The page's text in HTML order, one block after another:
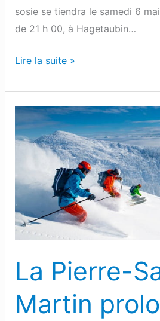
sosie se tiendra le samedi 6
de 21 h 00, à Hagetaubin…
Lire la suite »
La Pierre-
Martin
La
Pierre-
Saint-
prolonge
saison
grâce
chutes
ce